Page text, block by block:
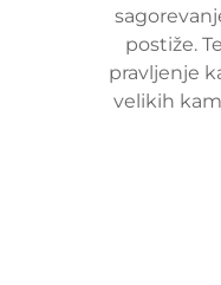
postiže.
pravljenje
velikih